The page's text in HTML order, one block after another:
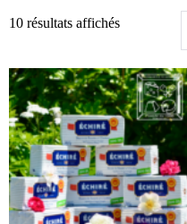
10 résultats affichés